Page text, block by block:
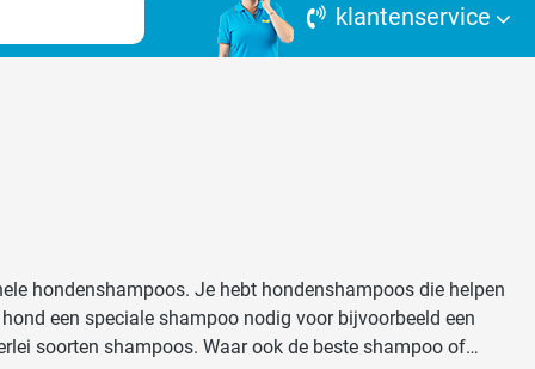
klantenservice
hondenshampoos. Je hebt hondenshampoos die helpen
soorten shampoos. Waar ook de beste shampoo of